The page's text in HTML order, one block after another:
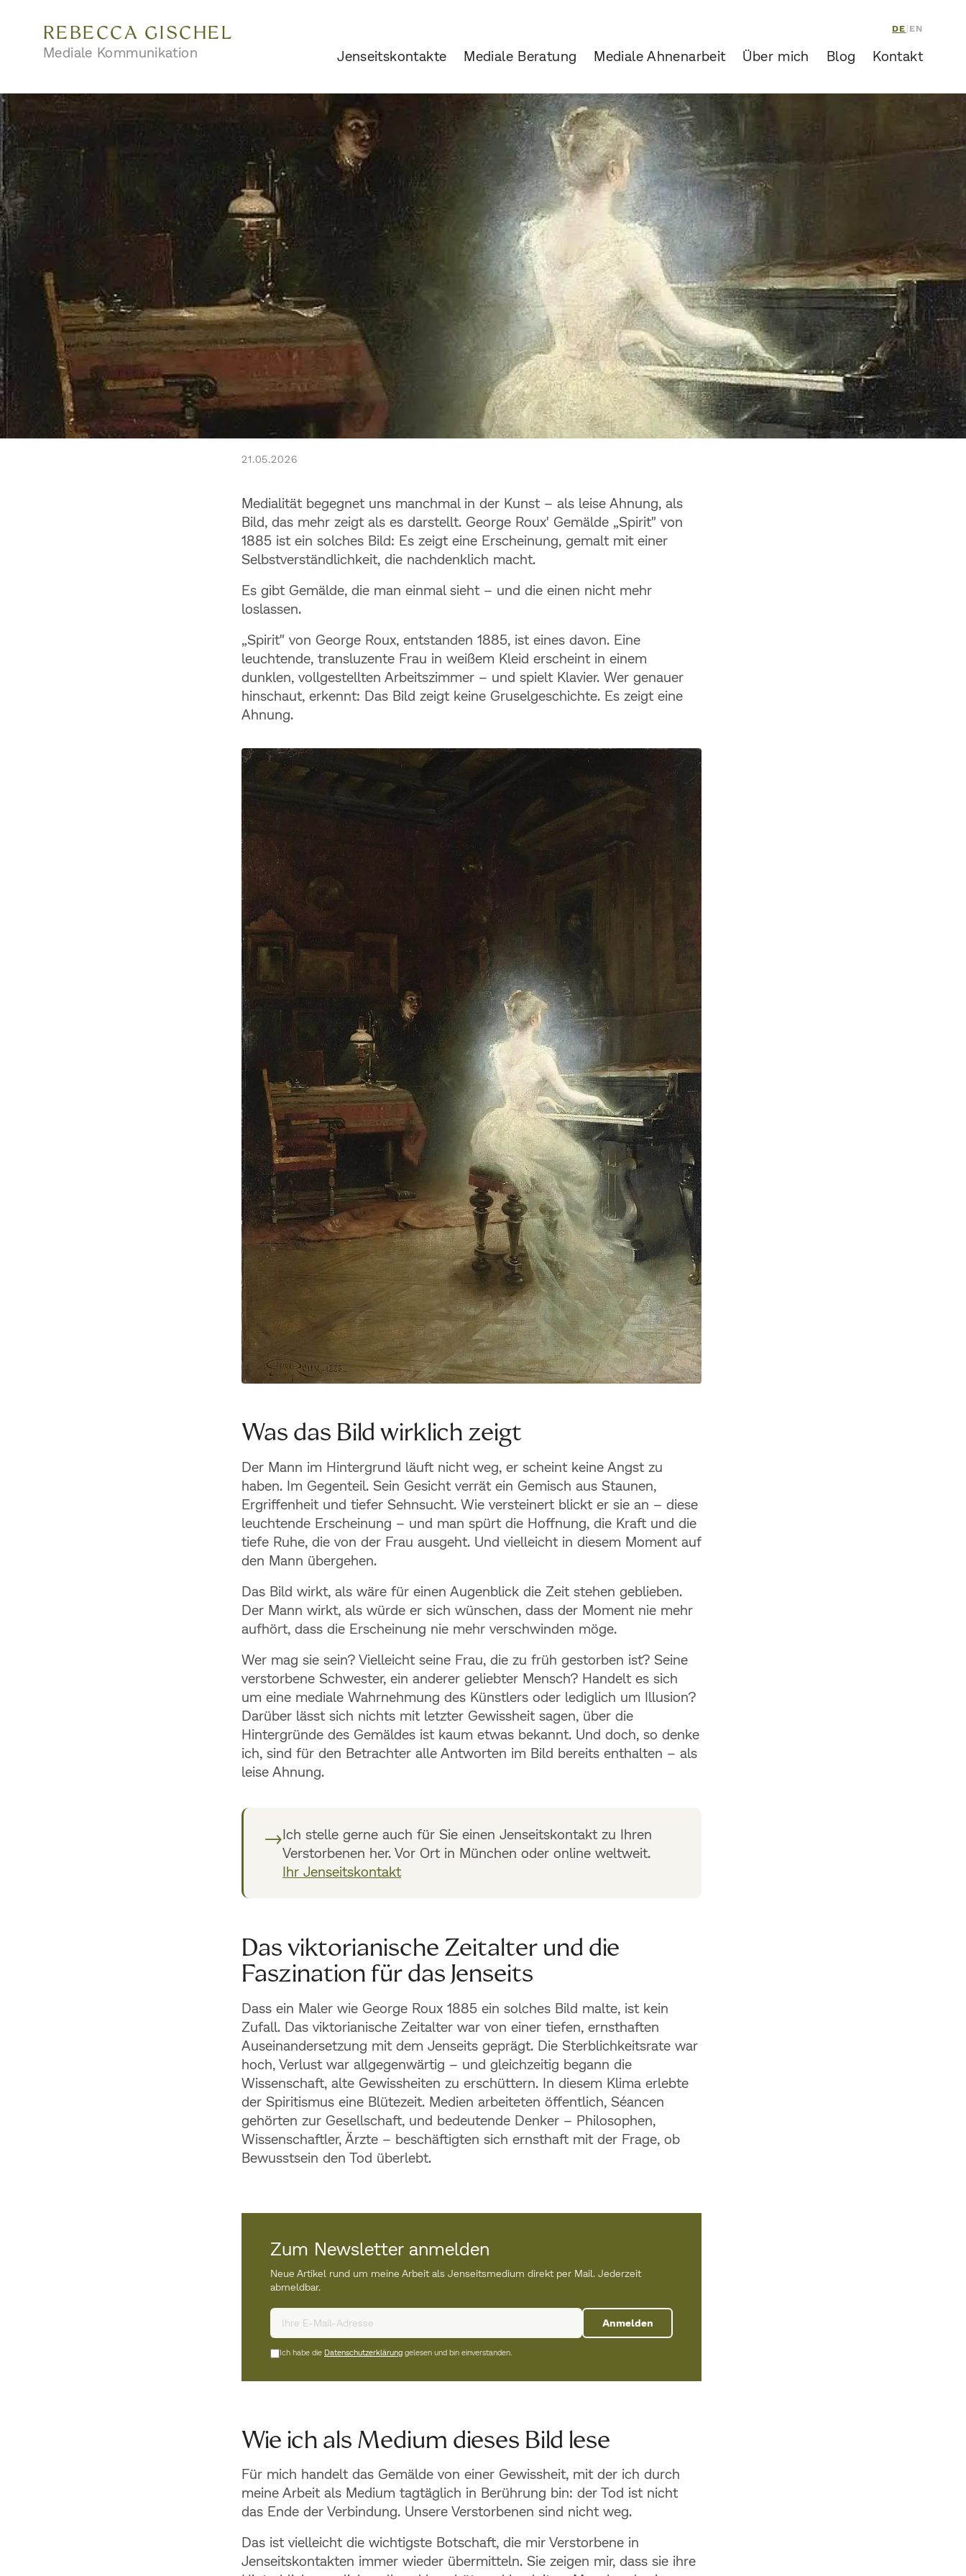
REBECCA GISCHEL
Mediale Kommunikation
DE EN
Jenseitskontakte Mediale Beratung Mediale Ahnenarbeit Über mich Blog Kontakt
Medialität & die Kunst: George Roux
und ein Bild als leise Ahnung
21.05.2026
Medialität begegnet uns manchmal in der Kunst – als leise Ahnung, als
Bild, das mehr zeigt als es darstellt. George Roux' Gemälde „Spirit" von
1885 ist ein solches Bild: Es zeigt eine Erscheinung, gemalt mit einer
Selbstverständlichkeit, die nachdenklich macht.
Es gibt Gemälde, die man einmal sieht – und die einen nicht mehr
loslassen.
„Spirit" von George Roux, entstanden 1885, ist eines davon. Eine
leuchtende, transluzente Frau in weißem Kleid erscheint in einem
dunklen, vollgestellten Arbeitszimmer – und spielt Klavier. Wer genauer
hinschaut, erkennt: Das Bild zeigt keine Gruselgeschichte. Es zeigt eine
Ahnung.
Was das Bild wirklich zeigt
Der Mann im Hintergrund läuft nicht weg, er scheint keine Angst zu
haben. Im Gegenteil. Sein Gesicht verrät ein Gemisch aus Staunen,
Ergriffenheit und tiefer Sehnsucht. Wie versteinert blickt er sie an – diese
leuchtende Erscheinung – und man spürt die Hoffnung, die Kraft und die
tiefe Ruhe, die von der Frau ausgeht. Und vielleicht in diesem Moment auf
den Mann übergehen.
Das Bild wirkt, als wäre für einen Augenblick die Zeit stehen geblieben.
Der Mann wirkt, als würde er sich wünschen, dass der Moment nie mehr
aufhört, dass die Erscheinung nie mehr verschwinden möge.
Wer mag sie sein? Vielleicht seine Frau, die zu früh gestorben ist? Seine
verstorbene Schwester, ein anderer geliebter Mensch? Handelt es sich
um eine mediale Wahrnehmung des Künstlers oder lediglich um Illusion?
Darüber lässt sich nichts mit letzter Gewissheit sagen, über die
Hintergründe des Gemäldes ist kaum etwas bekannt. Und doch, so denke
ich, sind für den Betrachter alle Antworten im Bild bereits enthalten – als
leise Ahnung.
→Ich stelle gerne auch für Sie einen Jenseitskontakt zu Ihren
Verstorbenen her. Vor Ort in München oder online weltweit.
Ihr Jenseitskontakt
Das viktorianische Zeitalter und die
Faszination für das Jenseits
Dass ein Maler wie George Roux 1885 ein solches Bild malte, ist kein
Zufall. Das viktorianische Zeitalter war von einer tiefen, ernsthaften
Auseinandersetzung mit dem Jenseits geprägt. Die Sterblichkeitsrate war
hoch, Verlust war allgegenwärtig – und gleichzeitig begann die
Wissenschaft, alte Gewissheiten zu erschüttern. In diesem Klima erlebte
der Spiritismus eine Blütezeit. Medien arbeiteten öffentlich, Séancen
gehörten zur Gesellschaft, und bedeutende Denker – Philosophen,
Wissenschaftler, Ärzte – beschäftigten sich ernsthaft mit der Frage, ob
Bewusstsein den Tod überlebt.
Zum Newsletter anmelden
Neue Artikel rund um meine Arbeit als Jenseitsmedium direkt per Mail. Jederzeit
abmeldbar.
Anmelden
Ich habe die Datenschutzerklärung gelesen und bin einverstanden.
Wie ich als Medium dieses Bild lese
Für mich handelt das Gemälde von einer Gewissheit, mit der ich durch
meine Arbeit als Medium tagtäglich in Berührung bin: der Tod ist nicht
das Ende der Verbindung. Unsere Verstorbenen sind nicht weg.
Das ist vielleicht die wichtigste Botschaft, die mir Verstorbene in
Jenseitskontakten immer wieder übermitteln. Sie zeigen mir, dass sie ihre